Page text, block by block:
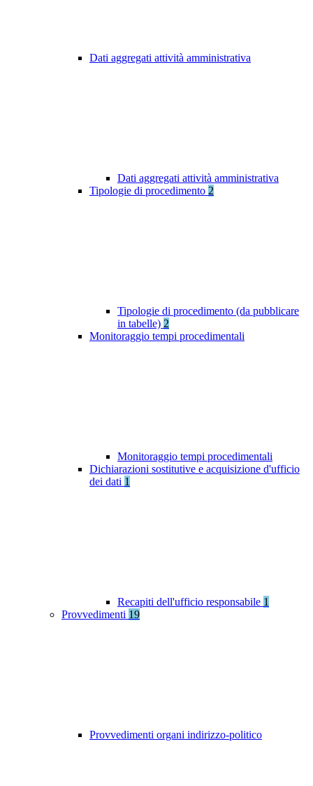
Dati aggregati attività amministrativa
Dati aggregati attività amministrativa
Tipologie di procedimento 2
Tipologie di procedimento (da pubblicare
in tabelle) 2
Monitoraggio tempi procedimentali
Monitoraggio tempi procedimentali
Dichiarazioni sostitutive e acquisizione d'ufficio
dei dati 1
Recapiti dell'ufficio responsabile 1
Provvedimenti 19
Provvedimenti organi indirizzo-politico